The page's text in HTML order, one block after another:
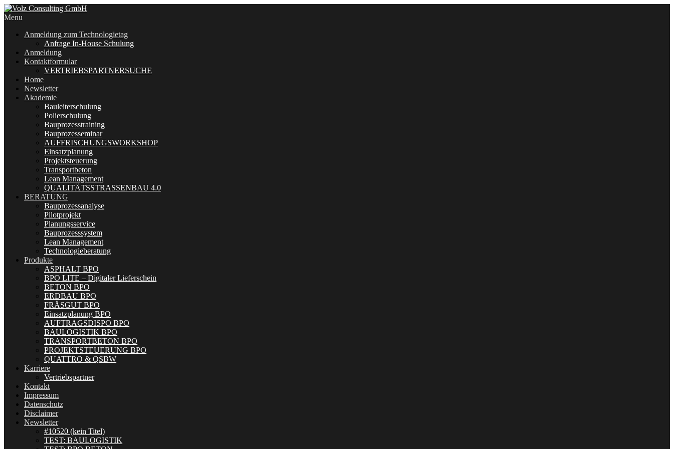
Menu
Anmeldung zum Technologietag
Anfrage In-House Schulung
Anmeldung
Kontaktformular
VERTRIEBSPARTNERSUCHE
Home
Newsletter
Akademie
Bauleiterschulung
Polierschulung
Bauprozesstraining
Bauprozesseminar
AUFFRISCHUNGSWORKSHOP
Einsatzplanung
Projektsteuerung
Transportbeton
Lean Management
QUALITÄTSSTRASSENBAU 4.0
BERATUNG
Bauprozessanalyse
Pilotprojekt
Planungsservice
Bauprozesssystem
Lean Management
Technologieberatung
Produkte
ASPHALT BPO
BPO LITE – Digitaler Lieferschein
BETON BPO
ERDBAU BPO
FRÄSGUT BPO
Einsatzplanung BPO
AUFTRAGSDISPO BPO
BAULOGISTIK BPO
TRANSPORTBETON BPO
PROJEKTSTEUERUNG BPO
QUATTRO & QSBW
Karriere
Vertriebspartner
Kontakt
Impressum
Datenschutz
Disclaimer
Newsletter
#10520 (kein Titel)
TEST: BAULOGISTIK